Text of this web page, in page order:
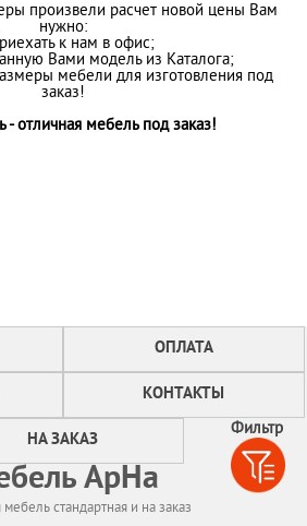
Фильтр
произвели расчет новой цены Вам
нужно:
к нам в офис;
Вами модель из Каталога;
мебели для изготовления под
заказ!
отличная мебель под заказ!
ОПЛАТА
КОНТАКТЫ
НА ЗАКАЗ
АрНа
стандартная и на заказ